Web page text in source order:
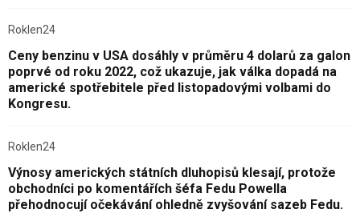
Roklen24
Ceny benzinu v USA dosáhly v průměru 4 dolarů za galon
poprvé od roku 2022, což ukazuje, jak válka dopadá na
americké spotřebitele před listopadovými volbami do
Kongresu.
Roklen24
Výnosy amerických státních dluhopisů klesají, protože
obchodníci po komentářích šéfa Fedu Powella
přehodnocují očekávání ohledně zvyšování sazeb Fedu.